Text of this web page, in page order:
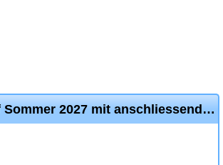
Praktikum auf Sommer 2027 mit anschliessender Lehrstelle auf Sommer 2028